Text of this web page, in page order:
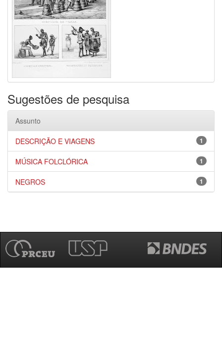
Sugestões de pesquisa
Assunto
1
DESCRIÇÃO E VIAGENS
1
MÚSICA FOLCLÓRICA
1
NEGROS